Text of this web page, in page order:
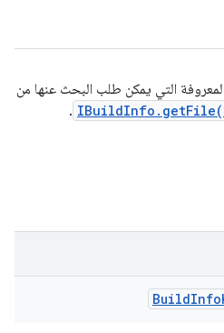
التي يمكن طلب البحث عنها من
.
BuildInfo